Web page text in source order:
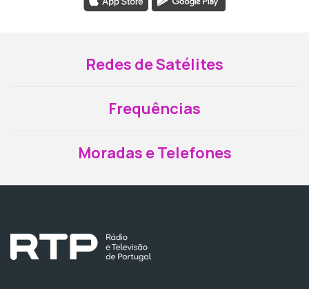
Redes de Satélites
Frequências
Moradas e Telefones